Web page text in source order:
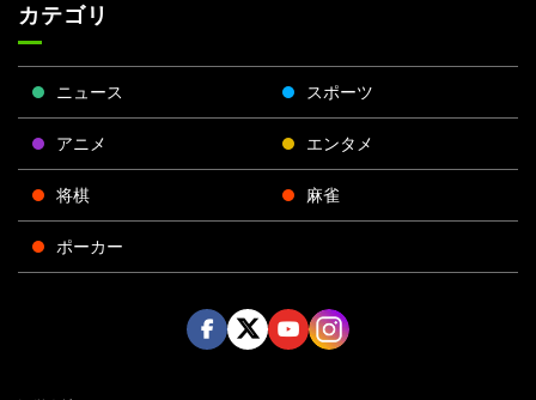
カテゴリ
ニュース スポーツ
アニメ エンタメ
将棋 麻雀
ポーカー